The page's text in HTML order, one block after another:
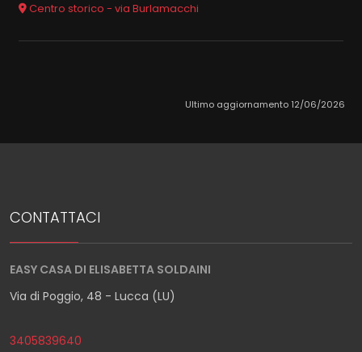
Centro storico - via Burlamacchi
Ultimo aggiornamento 12/06/2026
CONTATTACI
EASY CASA DI ELISABETTA SOLDAINI
Via di Poggio, 48 - Lucca (LU)
3405839640